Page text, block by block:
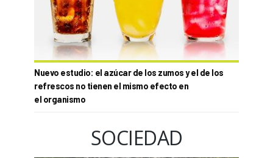
Nuevo estudio: el azúcar de los zumos y el de los
refrescos no tienen el mismo efecto en
el organismo
SOCIEDAD